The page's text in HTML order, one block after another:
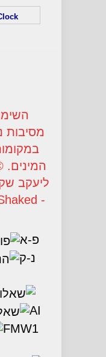
מסיבות
המינים.
-
פ-א
נ-ק
AI
FMW1